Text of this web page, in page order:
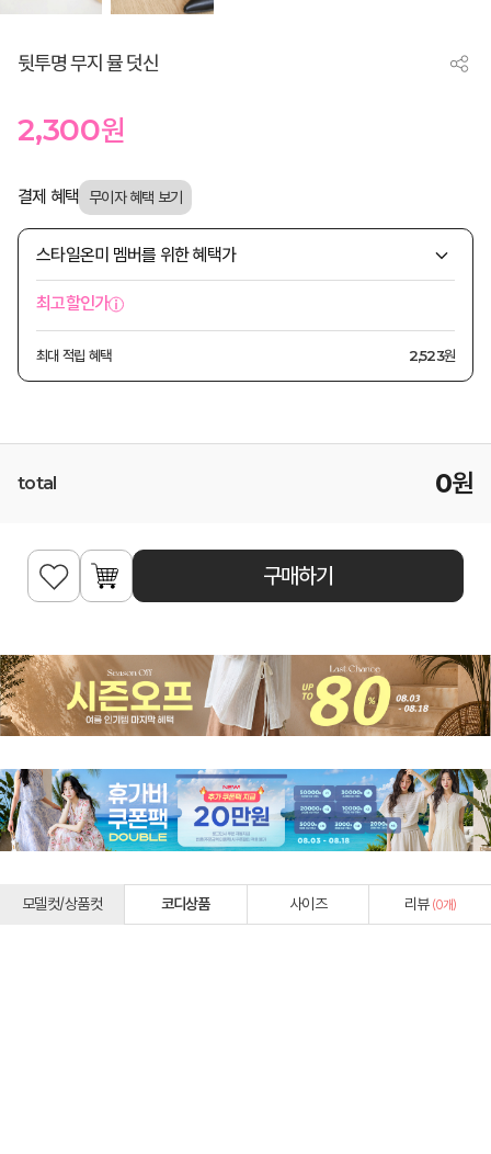
뒷투명 무지 뮬 덧신
2,300원
결제 혜택
스타일온미 멤버를 위한 혜택가
최고할인가
최대 적립 혜택 2,523원
total 0원
구매하기
모델컷/상품컷 코디상품 사이즈 리뷰 (0개)